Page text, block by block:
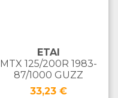
ETAI
MTX 125/200R 1983-
87/1000 GUZZ
Prix
33,23 €